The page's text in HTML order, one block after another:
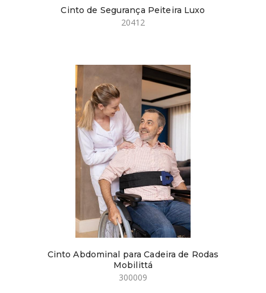
Cinto de Segurança Peiteira Luxo
20412
Cinto Abdominal para Cadeira de Rodas
Mobilittá
300009